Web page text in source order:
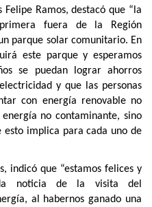
Ramos, destacó que “la
fuera de la Región
parque solar comunitario. En
este parque y esperamos
se puedan lograr ahorros
y que las personas
con energía renovable no
no contaminante, sino
esto implica para cada uno de
indicó que “estamos felices y
noticia de la visita del
al habernos ganado una